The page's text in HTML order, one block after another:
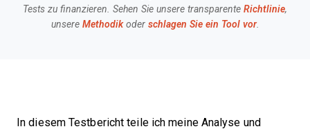
Tests zu finanzieren. Sehen Sie unsere transparente Richtlinie,
unsere Methodikoder schlagen Sie ein Tool vor.
In diesem Testbericht teile ich meine Analyse und